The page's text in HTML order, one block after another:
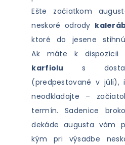
Ešte začiatkom
neskoré odrody
ktoré do jesene
Ak máte k dispozícii
karfiolu s
(predpestované v júli),
neodkladajte –
termín. Sadenice
dekáde augusta vám
kým pri výsadbe